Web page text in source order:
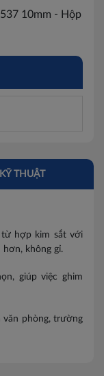
10mm - Hộp
THUẬT
hợp kim sắt với
hơn, không gỉ.
giúp việc ghim
văn phòng, trường